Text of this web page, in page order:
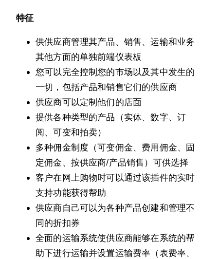
特征
供供应商管理其产品、销售、运输和业务
其他方面的单独前端仪表板
您可以完全控制您的市场以及其中发生的
一切，包括产品和销售它们的供应商
供应商可以定制他们的店面
提供各种类型的产品（实体、数字、订
阅、可变和拍卖）
多种佣金制度（可变佣金、费用佣金、固
定佣金、按供应商/产品销售）可供选择
客户在网上购物时可以通过该插件的实时
支持功能获得帮助
供应商自己可以为各种产品创建和管理不
同的折扣券
全面的运输系统使供应商能够在系统的帮
助下进行运输并设置运输费率（表费率、